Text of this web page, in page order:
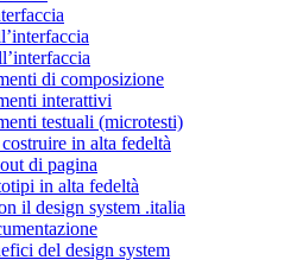
di composizione
interattivi
testuali (microtesti)
in alta fedeltà
di pagina
in alta fedeltà
il design system .italia
del design system